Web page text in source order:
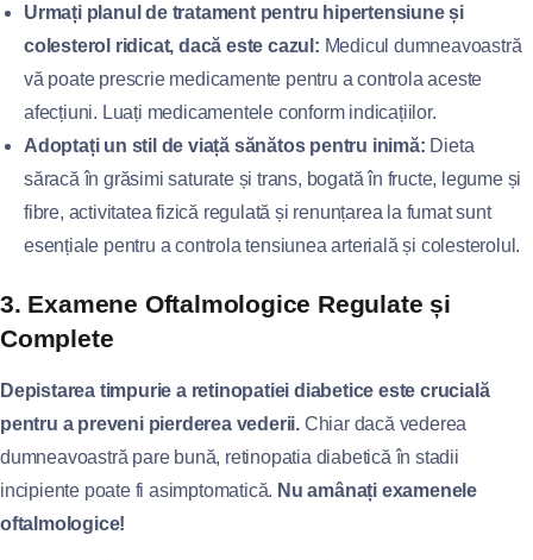
Urmați planul de tratament pentru hipertensiune și
colesterol ridicat, dacă este cazul: Medicul dumneavoastră
vă poate prescrie medicamente pentru a controla aceste
afecțiuni. Luați medicamentele conform indicațiilor.
Adoptați un stil de viață sănătos pentru inimă: Dieta
săracă în grăsimi saturate și trans, bogată în fructe, legume și
fibre, activitatea fizică regulată și renunțarea la fumat sunt
esențiale pentru a controla tensiunea arterială și colesterolul.
3. Examene Oftalmologice Regulate și
Complete
Depistarea timpurie a retinopatiei diabetice este crucială
pentru a preveni pierderea vederii. Chiar dacă vederea
dumneavoastră pare bună, retinopatia diabetică în stadii
incipiente poate fi asimptomatică. Nu amânați examenele
oftalmologice!